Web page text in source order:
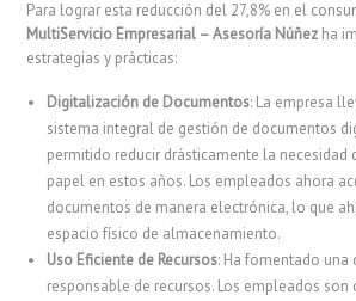
Para lograr esta reducción del 27,8% en el
MultiServicio Empresarial – Asesoría Núñez ha
estrategias y prácticas:
Digitalización de Documentos: La empresa
sistema integral de gestión de documentos
permitido reducir drásticamente la necesidad
papel en estos años. Los empleados ahora
documentos de manera electrónica, lo que
espacio físico de almacenamiento.
Uso Eficiente de Recursos: Ha fomentado una
responsable de recursos. Los empleados son